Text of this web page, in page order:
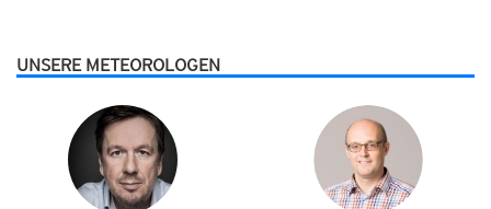
UNSERE METEOROLOGEN